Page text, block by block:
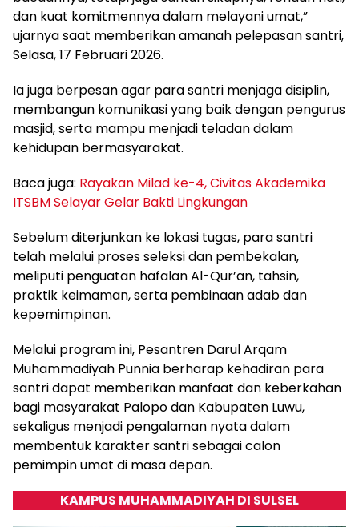
dan kuat komitmennya dalam melayani umat,”
ujarnya saat memberikan amanah pelepasan santri,
Selasa, 17 Februari 2026.
Ia juga berpesan agar para santri menjaga disiplin,
membangun komunikasi yang baik dengan pengurus
masjid, serta mampu menjadi teladan dalam
kehidupan bermasyarakat.
Baca juga: Rayakan Milad ke-4, Civitas Akademika
ITSBM Selayar Gelar Bakti Lingkungan
Sebelum diterjunkan ke lokasi tugas, para santri
telah melalui proses seleksi dan pembekalan,
meliputi penguatan hafalan Al-Qur’an, tahsin,
praktik keimaman, serta pembinaan adab dan
kepemimpinan.
Melalui program ini, Pesantren Darul Arqam
Muhammadiyah Punnia berharap kehadiran para
santri dapat memberikan manfaat dan keberkahan
bagi masyarakat Palopo dan Kabupaten Luwu,
sekaligus menjadi pengalaman nyata dalam
membentuk karakter santri sebagai calon
pemimpin umat di masa depan.
KAMPUS MUHAMMADIYAH DI SULSEL